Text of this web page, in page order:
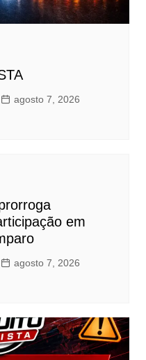
agosto 7, 2026
em
agosto 7, 2026